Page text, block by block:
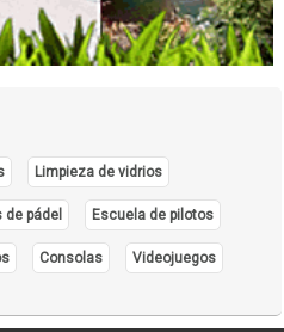
Materiales
Equipos
Limpieza de vidrios
de pádel Escuela de pilotos
Consolas Videojuegos